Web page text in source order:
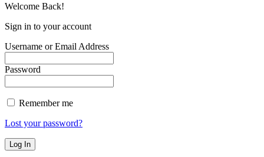
Welcome Back!
Sign in to your account
Username or Email Address
Password
Remember me
Lost your password?